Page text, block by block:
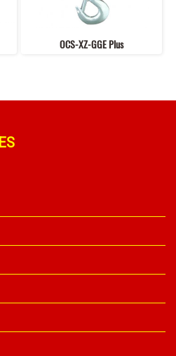
OCS-XZ-GGE Plus